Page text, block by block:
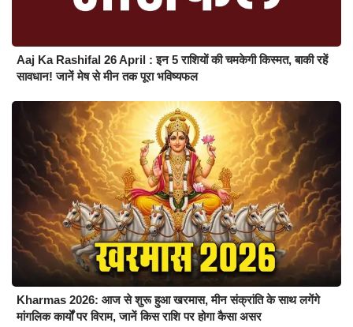
Aaj Ka Rashifal 26 April : इन 5 राशियों की चमकेगी किस्मत, बाकी रहें
सावधान! जानें मेष से मीन तक पूरा भविष्यफल
Kharmas 2026: आज से शुरू हुआ खरमास, मीन संक्रांति के साथ लगेंगे
मांगलिक कार्यों पर विराम, जानें किस राशि पर होगा कैसा असर